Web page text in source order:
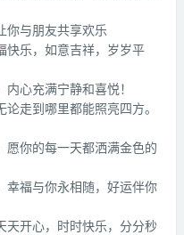
你与朋友共享欢乐
快乐，如意吉祥，岁岁平
心充满宁静和喜悦！
走到哪里都能照亮四方。
愿你的每一天都洒满金色的
幸福与你永相随，好运伴你
天开心，时时快乐，分分秒